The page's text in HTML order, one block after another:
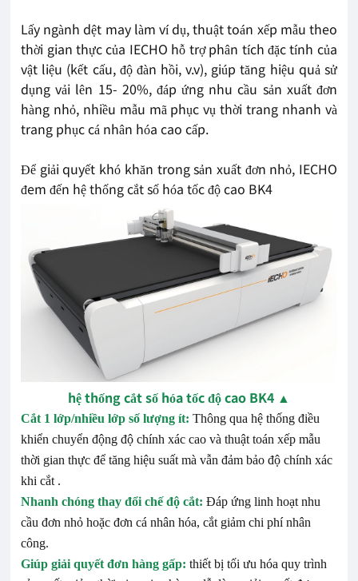
Lấy ngành dệt may làm ví dụ, thuật toán xếp mẫu theo
thời gian thực của IECHO hỗ trợ phân tích đặc tính của
vật liệu (kết cấu, độ đàn hồi, v.v), giúp tăng hiệu quả sử
dụng vải lên 15- 20%, đáp ứng nhu cầu sản xuất đơn
hàng nhỏ, nhiều mẫu mã phục vụ thời trang nhanh và
trang phục cá nhân hóa cao cấp.
Để giải quyết khó khăn trong sản xuất đơn nhỏ, IECHO
đem đến hệ thống cắt số hóa tốc độ cao BK4
hệ thống cắt số hóa tốc độ cao BK4 ▲
Cắt 1 lớp/nhiều lớp số lượng ít: Thông qua hệ thống điều
khiển chuyển động độ chính xác cao và thuật toán xếp mẫu
thời gian thực để tăng hiệu suất mà vẫn đảm bảo độ chính xác
khi cắt .
Nhanh chóng thay đổi chế độ cắt:Đáp ứng linh hoạt nhu
cầu đơn nhỏ hoặc đơn cá nhân hóa, cắt giảm chi phí nhân
công.
Giúp giải quyết đơn hàng gấp: thiết bị tối ưu hóa quy trình